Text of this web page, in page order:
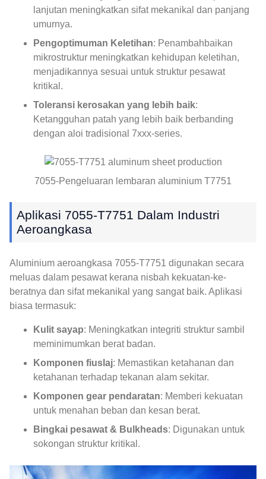
lanjutan meningkatkan sifat mekanikal dan panjang
umurnya.
Pengoptimuman Keletihan: Penambahbaikan
mikrostruktur meningkatkan kehidupan keletihan,
menjadikannya sesuai untuk struktur pesawat
kritikal.
Toleransi kerosakan yang lebih baik:
Ketangguhan patah yang lebih baik berbanding
dengan aloi tradisional 7xxx-series.
7055-Pengeluaran lembaran aluminium T7751
Aplikasi 7055-T7751 Dalam Industri
Aeroangkasa
Aluminium aeroangkasa 7055-T7751 digunakan secara
meluas dalam pesawat kerana nisbah kekuatan-ke-
beratnya dan sifat mekanikal yang sangat baik. Aplikasi
biasa termasuk:
Kulit sayap: Meningkatkan integriti struktur sambil
meminimumkan berat badan.
Komponen fiuslaj: Memastikan ketahanan dan
ketahanan terhadap tekanan alam sekitar.
Komponen gear pendaratan: Memberi kekuatan
untuk menahan beban dan kesan berat.
Bingkai pesawat & Bulkheads: Digunakan untuk
sokongan struktur kritikal.